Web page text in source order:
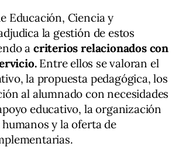
Educación, Ciencia y
la gestión de estos
acriterios relacionados con
Entre ellos se valoran el
la propuesta pedagógica, los
al alumnado con necesidades
educativo, la organización
y la oferta de